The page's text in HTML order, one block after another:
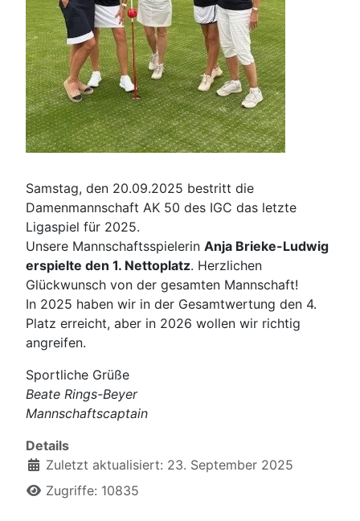
Samstag, den 20.09.2025 bestritt die
Damenmannschaft AK 50 des IGC das letzte
Ligaspiel für 2025.
Unsere Mannschaftsspielerin Anja Brieke-Ludwig
erspielte den 1. Nettoplatz. Herzlichen
Glückwunsch von der gesamten Mannschaft!
In 2025 haben wir in der Gesamtwertung den 4.
Platz erreicht, aber in 2026 wollen wir richtig
angreifen.
Sportliche Grüße
Beate Rings-Beyer
Mannschaftscaptain
Details
Zuletzt aktualisiert: 23. September 2025
Zugriffe: 10835